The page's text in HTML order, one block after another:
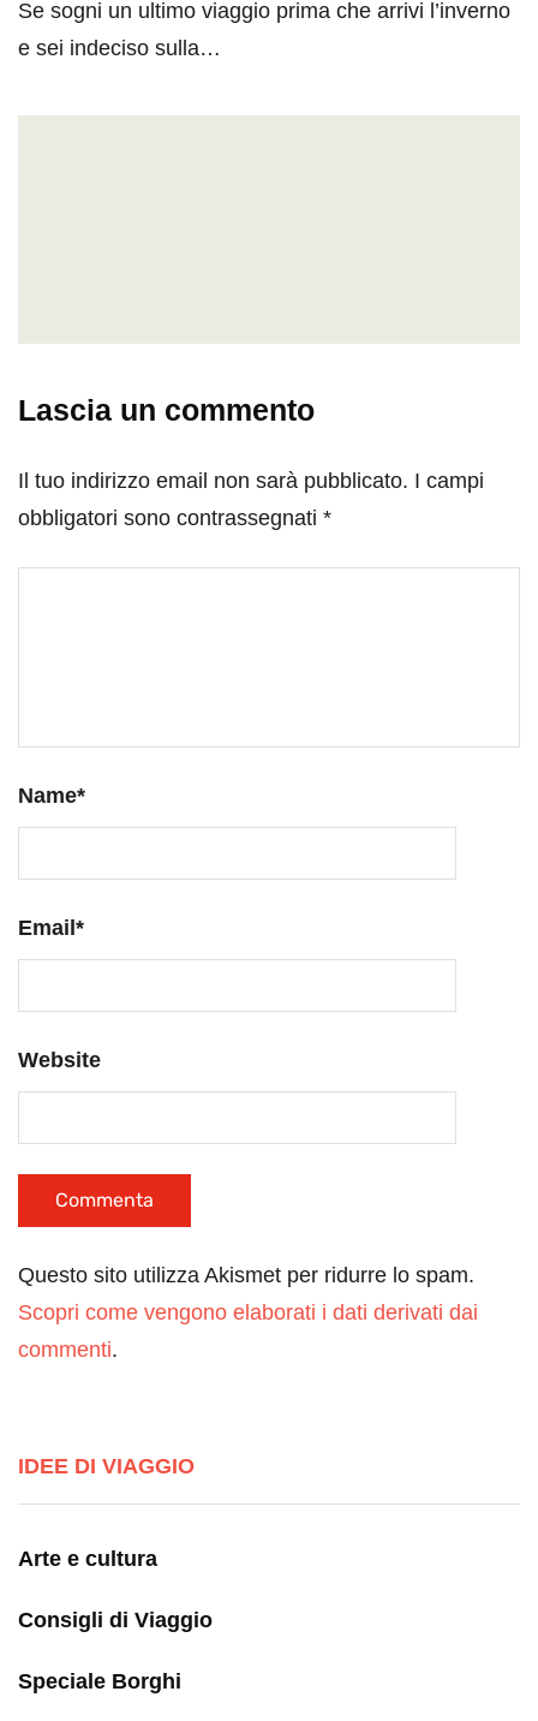
Se sogni un ultimo viaggio prima che arrivi l’inverno
e sei indeciso sulla…
Lascia un commento
Il tuo indirizzo email non sarà pubblicato. I campi
obbligatori sono contrassegnati *
Name*
Email*
Website
Questo sito utilizza Akismet per ridurre lo spam.
Scopri come vengono elaborati i dati derivati dai
commenti.
IDEE DI VIAGGIO
Arte e cultura
Consigli di Viaggio
Speciale Borghi